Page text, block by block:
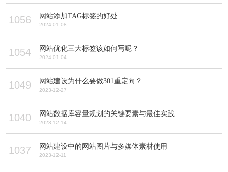
1056 网站添加TAG标签的好处
2024-01-08
1054 网站优化三大标签该如何写呢？
2024-01-04
1049 网站建设为什么要做301重定向？
2023-12-27
1040 网站数据库容量规划的关键要素与最佳实践
2023-12-14
1037 网站建设中的网站图片与多媒体素材使用
2023-12-11